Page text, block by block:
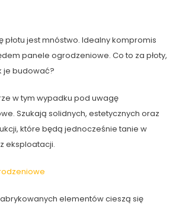
jest mnóstwo. Idealny kompromis
panele ogrodzeniowe. Co to za płoty,
je budować?
w tym wypadku pod uwagę
Szukają solidnych, estetycznych oraz
które będą jednocześnie tanie w
eksploatacji.
elementów cieszą się